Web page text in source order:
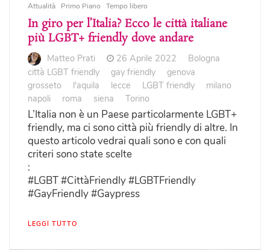
Attualità Primo Piano Tempo libero
In giro per l’Italia? Ecco le città italiane
più LGBT+ friendly dove andare
Matteo Prati 26 Aprile 2022
Bologna
città LGBT friendly
gay friendly
genova
grosseto
l'aquila lecce LGBT friendly
milano
napoli
roma siena Torino
L’Italia non è un Paese particolarmente LGBT+
friendly, ma ci sono città più friendly di altre. In
questo articolo vedrai quali sono e con quali
criteri sono state scelte
:
#LGBT #CittàFriendly #LGBTFriendly
#GayFriendly #Gaypress
LEGGI TUTTO